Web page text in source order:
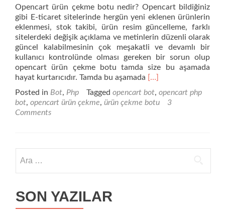
Opencart ürün çekme botu nedir? Opencart bildiğiniz
gibi E-ticaret sitelerinde hergün yeni eklenen ürünlerin
eklenmesi, stok takibi, ürün resim güncelleme, farklı
sitelerdeki değişik açıklama ve metinlerin düzenli olarak
güncel kalabilmesinin çok meşakatli ve devamlı bir
kullanıcı kontrolünde olması gereken bir sorun olup
opencart ürün çekme botu tamda size bu aşamada
hayat kurtarıcıdır. Tamda bu aşamada Read
about
Opencart
[…]
Posted in Bot, Php Tagged opencart bot, opencart php
bot, opencart ürün çekme, ürün çekme botu
3
Comments
SON YAZILAR